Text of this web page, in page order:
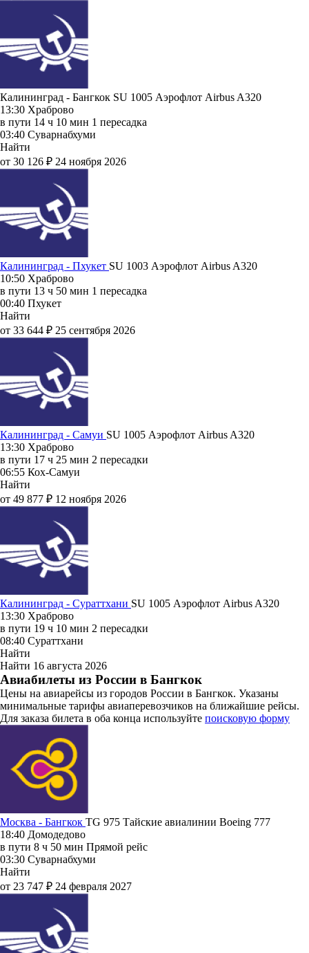
Калининград - Бангкок SU 1005 Аэрофлот Airbus A320
13:30 Храброво
в пути 14 ч 10 мин 1 пересадка
03:40 Суварнабхуми
Найти
от 30 126 ₽ 24 ноября 2026
Калининград - Пхукет SU 1003 Аэрофлот Airbus A320
10:50 Храброво
в пути 13 ч 50 мин 1 пересадка
00:40 Пхукет
Найти
от 33 644 ₽ 25 сентября 2026
Калининград - Самуи SU 1005 Аэрофлот Airbus A320
13:30 Храброво
в пути 17 ч 25 мин 2 пересадки
06:55 Кох-Самуи
Найти
от 49 877 ₽ 12 ноября 2026
Калининград - Сураттхани SU 1005 Аэрофлот Airbus A320
13:30 Храброво
в пути 19 ч 10 мин 2 пересадки
08:40 Сураттхани
Найти
Найти 16 августа 2026
Авиабилеты из России в Бангкок
Цены на авиарейсы из городов России в Бангкок. Указаны
минимальные тарифы авиаперевозчиков на ближайшие рейсы.
Для заказа билета в оба конца используйте поисковую форму
Москва - Бангкок TG 975 Тайские авиалинии Boeing 777
18:40 Домодедово
в пути 8 ч 50 мин Прямой рейс
03:30 Суварнабхуми
Найти
от 23 747 ₽ 24 февраля 2027